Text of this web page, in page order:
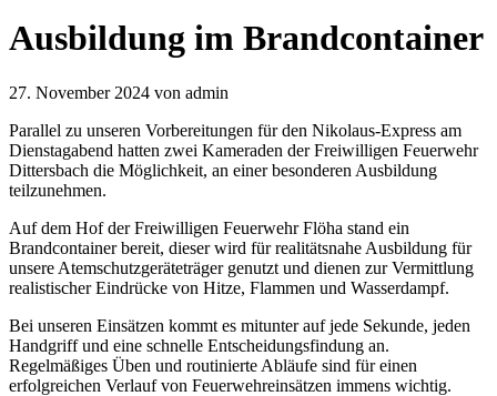
Ausbildung im Brandcontainer
27. November 2024 von admin
Parallel zu unseren Vorbereitungen für den Nikolaus-Express am
Dienstagabend hatten zwei Kameraden der Freiwilligen Feuerwehr
Dittersbach die Möglichkeit, an einer besonderen Ausbildung
teilzunehmen.
Auf dem Hof der Freiwilligen Feuerwehr Flöha stand ein
Brandcontainer bereit, dieser wird für realitätsnahe Ausbildung für
unsere Atemschutzgeräteträger genutzt und dienen zur Vermittlung
realistischer Eindrücke von Hitze, Flammen und Wasserdampf.
Bei unseren Einsätzen kommt es mitunter auf jede Sekunde, jeden
Handgriff und eine schnelle Entscheidungsfindung an.
Regelmäßiges Üben und routinierte Abläufe sind für einen
erfolgreichen Verlauf von Feuerwehreinsätzen immens wichtig.